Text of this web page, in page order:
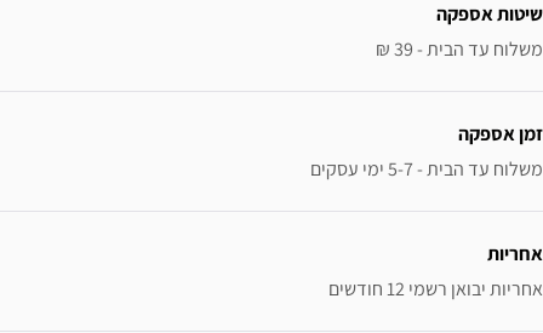
שיטות אספקה
משלוח עד הבית - 39 ₪
זמן אספקה
משלוח עד הבית - 5-7 ימי עסקים
אחריות
אחריות יבואן רשמי 12 חודשים